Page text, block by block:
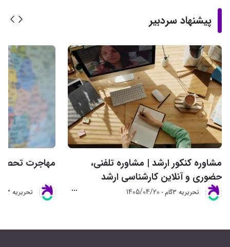
پیشنهاد سردبیر
مشاوره کنکور ارشد | مشاوره تلفنی،
حضوری و آنلاین کارشناسی ارشد
تحريريه 3گام 1405/04/20
مهاجرت
تحريريه 3گام